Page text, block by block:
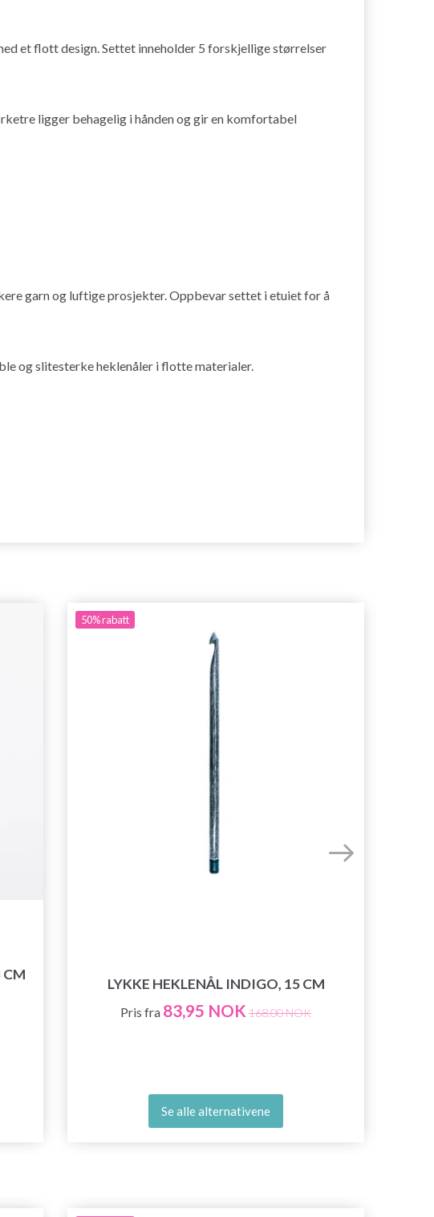
et flott design. Settet inneholder 5 forskjellige størrelser
ligger behagelig i hånden og gir en komfortabel
garn og luftige prosjekter. Oppbevar settet i etuiet for å
og slitesterke heklenåler i flotte materialer.
CM
50%rabatt
LYKKE HEKLENÅL INDIGO, 15 CM
Pris fra 83,95 NOK 168,00 NOK
Se alle alternativene